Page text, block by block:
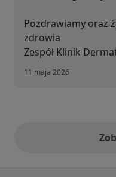
Pozdrawiamy oraz
zdrowia
Zespół Klinik
11 maja 2026